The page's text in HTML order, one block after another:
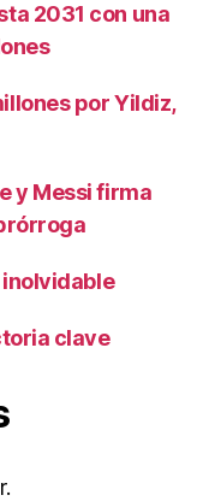
2031 con una
por Yildiz,
y Messi firma
inolvidable
clave